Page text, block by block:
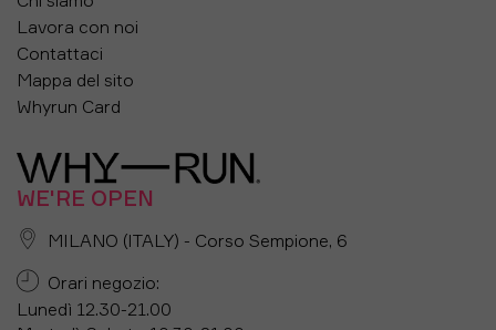
Lavora con noi
Contattaci
Mappa del sito
Whyrun Card
WE'RE OPEN
MILANO (ITALY) - Corso Sempione, 6
Orari negozio:
Lunedì 12.30-21.00